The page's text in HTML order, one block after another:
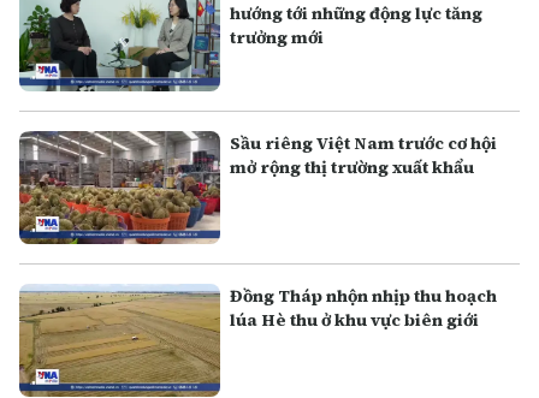
hướng tới những động lực tăng
trưởng mới
Sầu riêng Việt Nam trước cơ hội
mở rộng thị trường xuất khẩu
Đồng Tháp nhộn nhịp thu hoạch
lúa Hè thu ở khu vực biên giới